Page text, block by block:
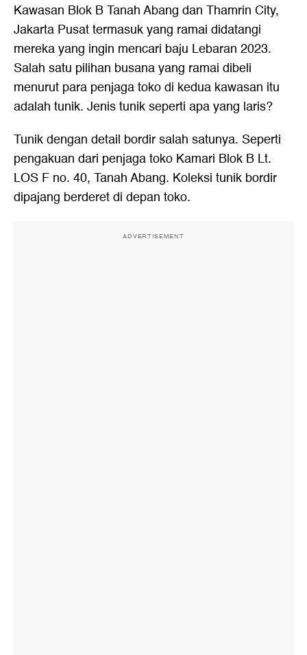
Kawasan Blok B Tanah Abang dan Thamrin City,
Jakarta Pusat termasuk yang ramai didatangi
mereka yang ingin mencari baju Lebaran 2023.
Salah satu pilihan busana yang ramai dibeli
menurut para penjaga toko di kedua kawasan itu
adalah tunik. Jenis tunik seperti apa yang laris?
Tunik dengan detail bordir salah satunya. Seperti
pengakuan dari penjaga toko Kamari Blok B Lt.
LOS F no. 40, Tanah Abang. Koleksi tunik bordir
dipajang berderet di depan toko.
ADVERTISEMENT